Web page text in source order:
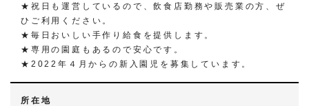
★祝日も運営しているので、飲食店勤務や販売業の方、ぜ
ひご利用ください。
★毎日おいしい手作り給食を提供します。
★専用の園庭もあるので安心です。
★2022年４月からの新入園児を募集しています。
所在地